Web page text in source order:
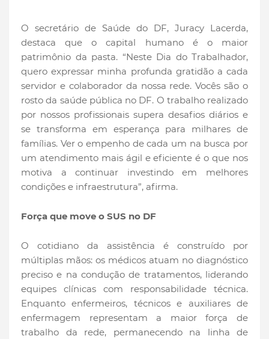
O secretário de Saúde do DF, Juracy Lacerda,
destaca que o capital humano é o maior
patrimônio da pasta. “Neste Dia do Trabalhador,
quero expressar minha profunda gratidão a cada
servidor e colaborador da nossa rede. Vocês são o
rosto da saúde pública no DF. O trabalho realizado
por nossos profissionais supera desafios diários e
se transforma em esperança para milhares de
famílias. Ver o empenho de cada um na busca por
um atendimento mais ágil e eficiente é o que nos
motiva a continuar investindo em melhores
condições e infraestrutura”, afirma.
Força que move o SUS no DF
O cotidiano da assistência é construído por
múltiplas mãos: os médicos atuam no diagnóstico
preciso e na condução de tratamentos, liderando
equipes clínicas com responsabilidade técnica.
Enquanto enfermeiros, técnicos e auxiliares de
enfermagem representam a maior força de
trabalho da rede, permanecendo na linha de